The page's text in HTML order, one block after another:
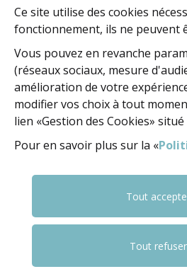
BP 247 - 37402
02 47 23 47
NOUS
NOUS SUIVRE
Ce site utilise des cookies
fonctionnement, ils ne peuvent
Vous pouvez en revanche
(réseaux sociaux, mesure
amélioration de votre
modifier vos choix à tout
lien «Gestion des Cookies»
Pour en savoir plus sur la «
Tout
Tout refuser